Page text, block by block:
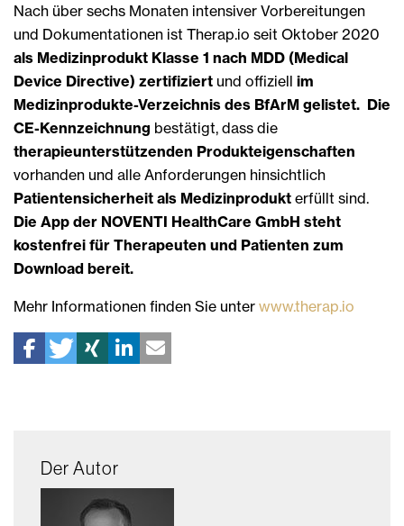
Nach über sechs Monaten intensiver Vorbereitungen
und Dokumentationen ist Therap.io seit Oktober 2020
als Medizinprodukt Klasse 1 nach MDD (Medical
Device Directive) zertifiziert und offiziell im
Medizinprodukte-Verzeichnis des BfArM gelistet. Die
CE-Kennzeichnung bestätigt, dass die
therapieunterstützenden Produkteigenschaften
vorhanden und alle Anforderungen hinsichtlich
Patientensicherheit als Medizinprodukt erfüllt sind.
Die App der NOVENTI HealthCare GmbH steht
kostenfrei für Therapeuten und Patienten zum
Download bereit.
Mehr Informationen finden Sie unter www.therap.io
Der Autor